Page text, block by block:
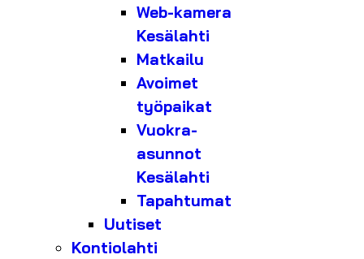
Web-kamera
Kesälahti
Matkailu
Avoimet
työpaikat
Vuokra-
asunnot
Kesälahti
Tapahtumat
Uutiset
Kontiolahti